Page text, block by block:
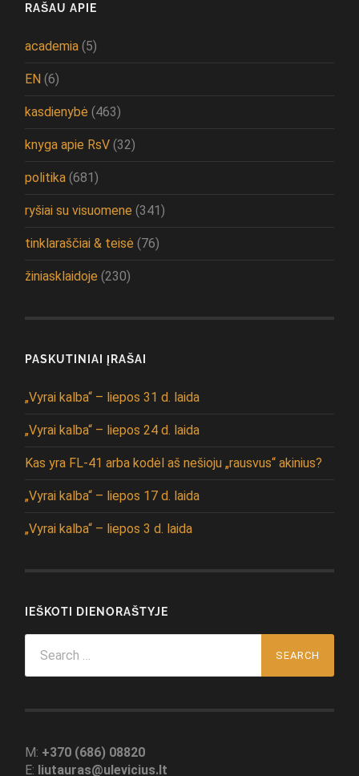
RAŠAU APIE
academia (5)
EN (6)
kasdienybė (463)
knyga apie RsV (32)
politika (681)
ryšiai su visuomene (341)
tinklaraščiai & teisė (76)
žiniasklaidoje (230)
PASKUTINIAI ĮRAŠAI
„Vyrai kalba“ – liepos 31 d. laida
„Vyrai kalba“ – liepos 24 d. laida
Kas yra FL-41 arba kodėl aš nešioju „rausvus“ akinius?
„Vyrai kalba“ – liepos 17 d. laida
„Vyrai kalba“ – liepos 3 d. laida
IEŠKOTI DIENORAŠTYJE
for:
M: +370 (686) 08820
E: liutauras@ulevicius.lt